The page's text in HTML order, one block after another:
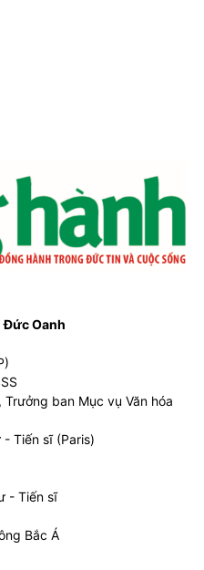
Đức Oanh
, Trưởng ban Mục vụ Văn hóa
- Tiến sĩ (Paris)
- Tiến sĩ
Bắc Á